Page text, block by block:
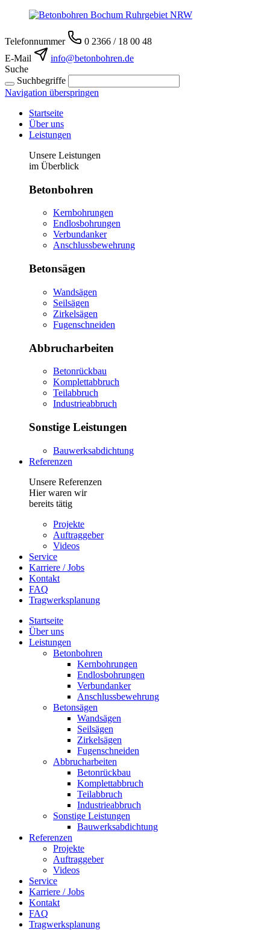
Telefonnummer
0 2366 / 18 00 48
E-Mail
info@betonbohren.de
Suche
Suchbegriffe
Navigation überspringen
Startseite
Über uns
Leistungen
Unsere Leistungen
im Überblick
Betonbohren
Kernbohrungen
Endlosbohrungen
Verbundanker
Anschlussbewehrung
Betonsägen
Wandsägen
Seilsägen
Zirkelsägen
Fugenschneiden
Abbrucharbeiten
Betonrückbau
Komplettabbruch
Teilabbruch
Industrieabbruch
Sonstige Leistungen
Bauwerksabdichtung
Referenzen
Unsere Referenzen
Hier waren wir
bereits tätig
Projekte
Auftraggeber
Videos
Service
Karriere / Jobs
Kontakt
FAQ
Tragwerksplanung
Startseite
Über uns
Leistungen
Betonbohren
Kernbohrungen
Endlosbohrungen
Verbundanker
Anschlussbewehrung
Betonsägen
Wandsägen
Seilsägen
Zirkelsägen
Fugenschneiden
Abbrucharbeiten
Betonrückbau
Komplettabbruch
Teilabbruch
Industrieabbruch
Sonstige Leistungen
Bauwerksabdichtung
Referenzen
Projekte
Auftraggeber
Videos
Service
Karriere / Jobs
Kontakt
FAQ
Tragwerksplanung